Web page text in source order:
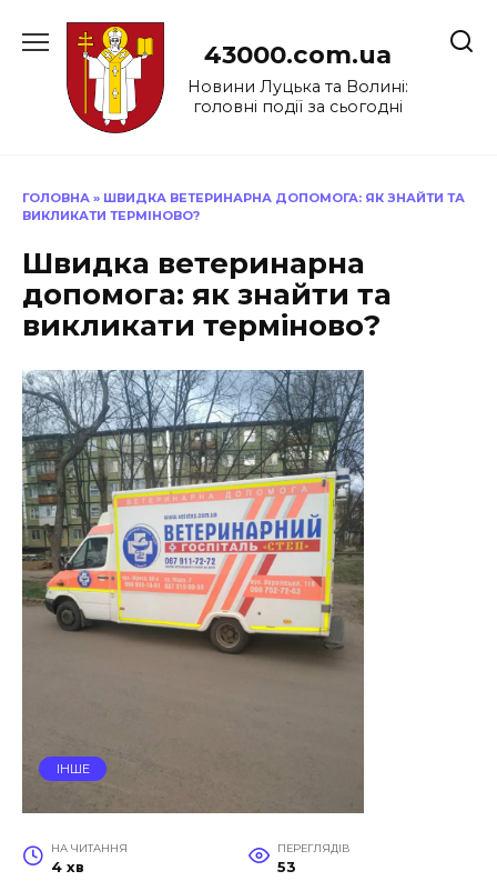
до
43000.com.ua
Новини Луцька та Волині:
головні події за сьогодні
ГОЛОВНА » ШВИДКА ВЕТЕРИНАРНА ДОПОМОГА: ЯК ЗНАЙТИ ТА
ВИКЛИКАТИ ТЕРМІНОВО?
Швидка ветеринарна
допомога: як знайти та
викликати терміново?
ІНШЕ
НА ЧИТАННЯ
4 хв
ПЕРЕГЛЯДІВ
53